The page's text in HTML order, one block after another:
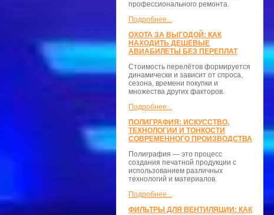
профессионального ремонта.
Подробнее...
ОХОТА ЗА ВЫГОДОЙ: КАК
НАХОДИТЬ ДЕШЁВЫЕ
АВИАБИЛЕТЫ БЕЗ ПЕРЕПЛАТ
Стоимость перелётов формируется
динамически и зависит от спроса,
сезона, времени покупки и
множества других факторов.
Подробнее...
ПОЛИГРАФИЯ: ИСКУССТВО,
ТЕХНОЛОГИИ И ТОНКОСТИ
СОВРЕМЕННОГО ПРОИЗВОДСТВА
Полиграфия — это процесс
создания печатной продукции с
использованием различных
технологий и материалов.
Подробнее...
ФИЛЬТРЫ ДЛЯ ВЕНТИЛЯЦИИ: КАК